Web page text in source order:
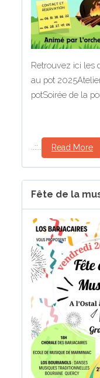
Retrouvez ici les
au pot
potSoirée de la
..::.. Read More
Fête de la